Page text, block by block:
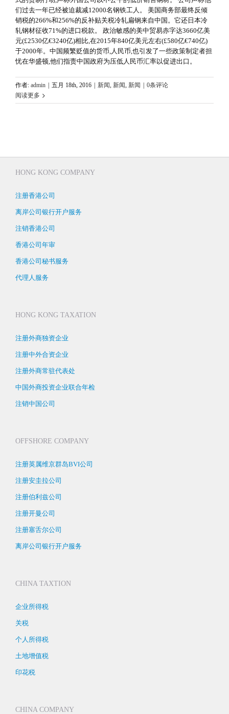
们过去一年已经被迫裁减12000名钢铁工人。 美国商务部最终反倾
销税的266%和256%的反补贴关税冷轧扁钢来自中国。它还日本冷
轧钢材征收71%的进口税款。 政治敏感的美中贸易赤字达3660亿美
元(£2530亿€3240亿)相比,在2015年840亿美元左右(£580亿€740亿)
于2000年。中国频繁贬值的货币,人民币,也引发了一些政策制定者担
忧在华盛顿,他们指责中国政府为压低人民币汇率以促进出口。
作者: admin 五月 18th, 2016 新闻, 新闻, 新闻
0条评论
阅读更多
HONG KONG COMPANY
注册香港公司
离岸公司银行开户服务
注销香港公司
香港公司年审
香港公司秘书服务
代理人服务
HONG KONG TAXATION
注册外商独资企业
注册中外合资企业
注册外商常驻代表处
中国外商投资企业联合年检
注销中国公司
OFFSHORE COMPANY
注册英属维京群岛BVI公司
注册安圭拉公司
注册伯利兹公司
注册开曼公司
注册塞舌尔公司
离岸公司银行开户服务
CHINA TAXTION
企业所得税
关税
个人所得税
土地增值税
印花税
CHINA COMPANY